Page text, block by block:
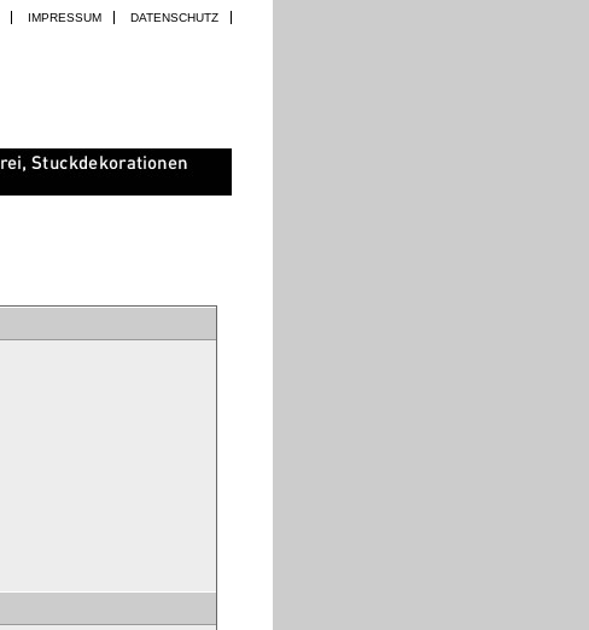
IMPRESSUM DATENSCHUTZ